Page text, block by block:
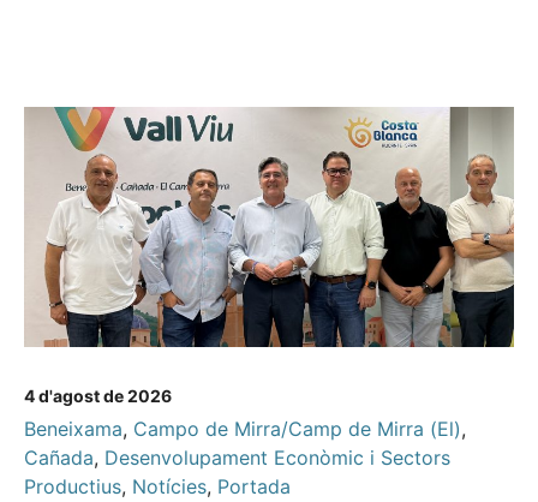
4 d'agost de 2026
Beneixama, Campo de Mirra/Camp de Mirra (El),
Cañada, Desenvolupament Econòmic i Sectors
Productius, Notícies, Portada